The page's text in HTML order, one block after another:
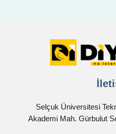
Selçuk Üniversitesi
Akademi Mah. Gürbulut